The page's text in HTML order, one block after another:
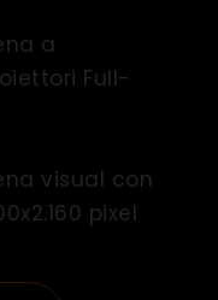
a
Full-
visual con
pixel